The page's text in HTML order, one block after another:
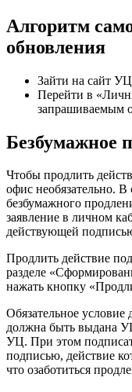
Алгоритм
обновления
Зайти на сайт
Перейти в
запрашиваемым
Безбумажное
Чтобы продлить
офис необязательно.
безбумажного
заявление в личном
действующей
Продлить действие
разделе
нажать кнопку
Обязательное
должна быть выдана
УЦ. При этом
подписью, действие
что озаботиться